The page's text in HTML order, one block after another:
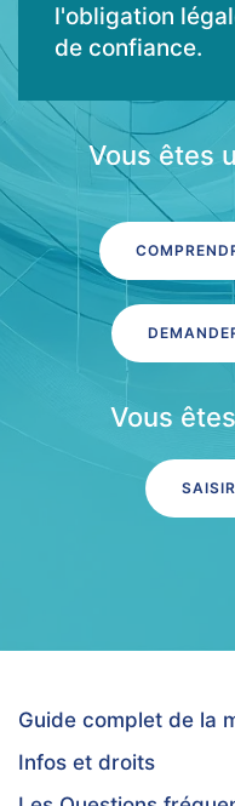
l'obligation
de confiance.
Vous êtes
Vous
Guide complet de la
Infos et droits